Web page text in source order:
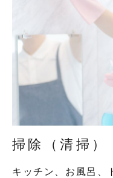
掃除（清掃）
キッチン、お風呂、